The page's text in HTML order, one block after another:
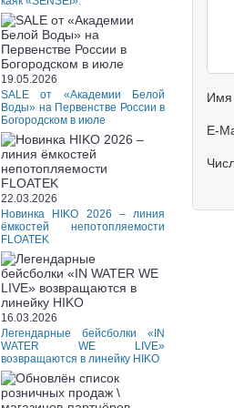
19.05.2026
SALE от «Академии Белой
Воды» на Первенстве России в
Богородском в июле
22.03.2026
Новинка HIKO 2026 – линия
ёмкостей непотопляемости
FLOATEK
16.03.2026
Легендарные бейсболки «IN
WATER WE LIVE»
возвращаются в линейку HIKO
Имя
E-